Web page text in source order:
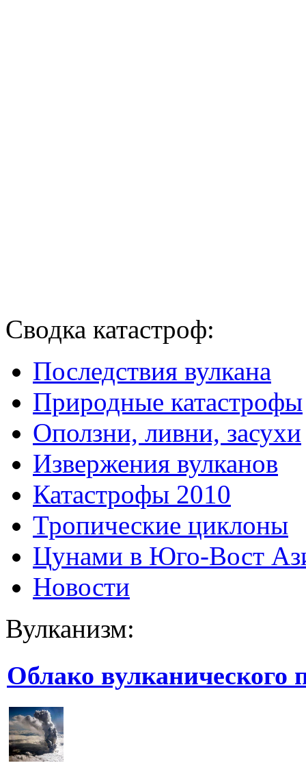
Сводка катастроф:
Последствия вулкана
Природные катастрофы
Оползни, ливни, засухи
Извержения вулканов
Катастрофы 2010
Тропические циклоны
Цунами в Юго-Вост
Новости
Вулканизм:
Облако вулканического